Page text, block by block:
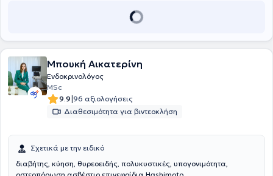
Μπουκή Αικατερίνη
Ενδοκρινολόγος
MSc
9.9|96 αξιολογήσεις
Διαθεσιμότητα για βιντεοκλήση
Σχετικά με την ειδικό
διαβήτης, κύηση, θυρεοειδής, πολυκυστικές, υπογονιμότητα,